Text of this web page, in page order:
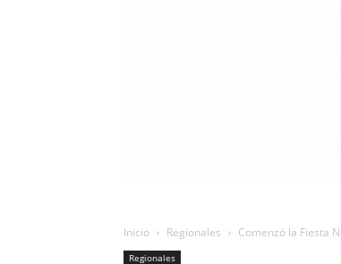
Inicio Regionales Comenzó la Fiesta
Regionales